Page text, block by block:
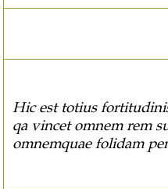
Hic est totius
qa vincet omnem rem
omnemquae folidam